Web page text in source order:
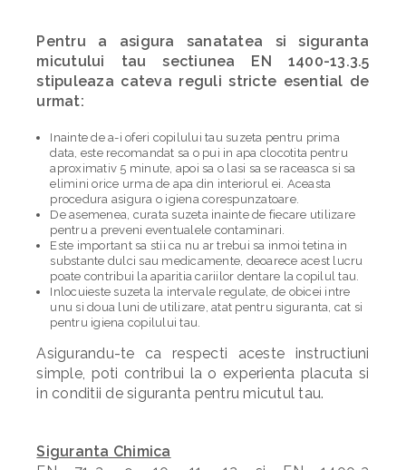
Pentru a asigura sanatatea si siguranta
micutului tau sectiunea EN 1400-13.3.5
stipuleaza cateva reguli stricte esential de
urmat:
Inainte de a-i oferi copilului tau suzeta pentru prima
data, este recomandat sa o pui in apa clocotita pentru
aproximativ 5 minute, apoi sa o lasi sa se raceasca si sa
elimini orice urma de apa din interiorul ei. Aceasta
procedura asigura o igiena corespunzatoare.
De asemenea, curata suzeta inainte de fiecare utilizare
pentru a preveni eventualele contaminari.
Este important sa stii ca nu ar trebui sa inmoi tetina in
substante dulci sau medicamente, deoarece acest lucru
poate contribui la aparitia cariilor dentare la copilul tau.
Inlocuieste suzeta la intervale regulate, de obicei intre
unu si doua luni de utilizare, atat pentru siguranta, cat si
pentru igiena copilului tau.
Asigurandu-te ca respecti aceste instructiuni
simple, poti contribui la o experienta placuta si
in conditii de siguranta pentru micutul tau.
Siguranta Chimica